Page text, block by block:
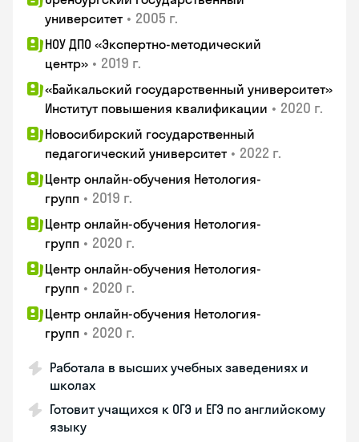
университет • 2005 г.
НОУ ДПО «Экспертно-методический
центр» • 2019 г.
«Байкальский государственный университет»
Институт повышения квалификации • 2020 г.
Новосибирский государственный
педагогический университет • 2022 г.
Центр онлайн-обучения Нетология-
групп • 2019 г.
Центр онлайн-обучения Нетология-
групп • 2020 г.
Центр онлайн-обучения Нетология-
групп • 2020 г.
Центр онлайн-обучения Нетология-
групп • 2020 г.
Работала в высших учебных заведениях и
школах
Готовит учащихся к ОГЭ и ЕГЭ по английскому
языку